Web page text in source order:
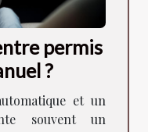
permis
?
et un
souvent un